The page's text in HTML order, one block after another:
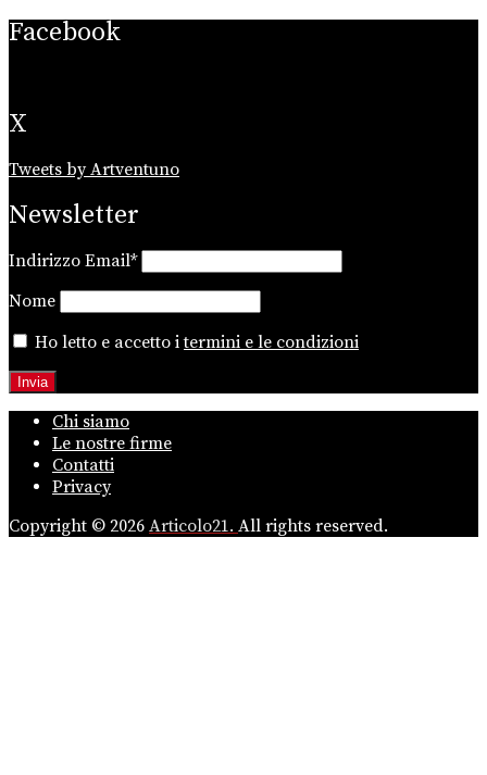
Facebook
X
Tweets by Artventuno
Newsletter
Indirizzo Email*
Nome
Ho letto e accetto itermini e le condizioni
Chi siamo
Le nostre firme
Contatti
Privacy
Copyright © 2026 Articolo21. All rights reserved.